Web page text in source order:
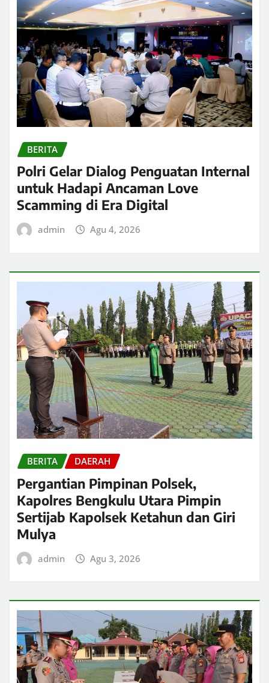
BERITA
Polri Gelar Dialog Penguatan Internal
untuk Hadapi Ancaman Love
Scamming di Era Digital
admin Agu 4, 2026
BERITA DAERAH
Pergantian Pimpinan Polsek,
Kapolres Bengkulu Utara Pimpin
Sertijab Kapolsek Ketahun dan Giri
Mulya
admin Agu 3, 2026